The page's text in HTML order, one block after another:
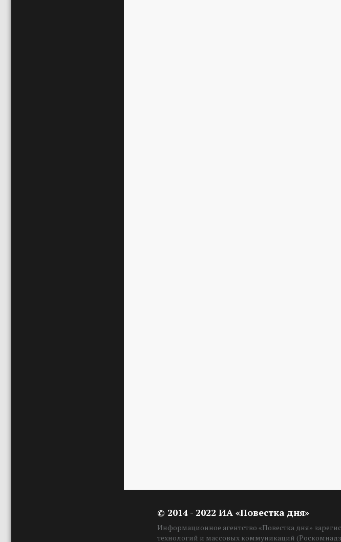
© 2014 - 2022 ИА «Повестка дня»
Информационное агентство «Повестка дня»
технологий и массовых коммуникаций